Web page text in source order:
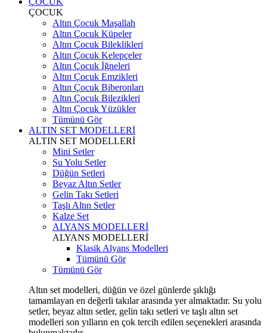
ÇOCUK
Altın Çocuk Maşallah
Altın Çocuk Küpeler
Altın Çocuk Bileklikleri
Altın Çocuk Kelepçeler
Altın Çocuk İğneleri
Altın Çocuk Emzikleri
Altın Çocuk Biberonları
Altın Çocuk Bilezikleri
Altın Çocuk Yüzükler
Tümünü Gör
ALTIN SET MODELLERİ
ALTIN SET MODELLERİ
Mini Setler
Su Yolu Setler
Düğün Setleri
Beyaz Altın Setler
Gelin Takı Setleri
Taşlı Altın Setler
Kalze Set
ALYANS MODELLERİ
ALYANS MODELLERİ
Klasik Alyans Modelleri
Tümünü Gör
Tümünü Gör
Altın set modelleri, düğün ve özel günlerde şıklığı
tamamlayan en değerli takılar arasında yer almaktadır. Su yolu
setler, beyaz altın setler, gelin takı setleri ve taşlı altın set
modelleri son yılların en çok tercih edilen seçenekleri arasında